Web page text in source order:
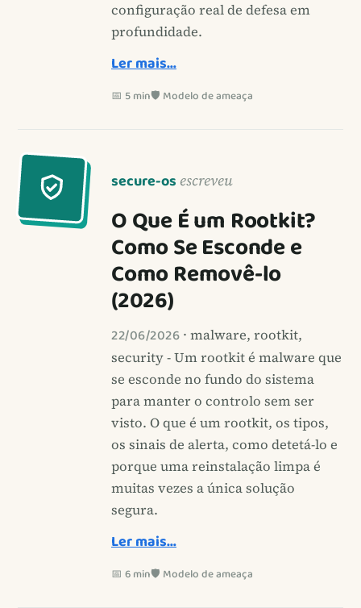
configuração real de defesa em
profundidade.
Ler mais…
📅 5 min🛡️ Modelo de ameaça
secure-os escreveu
O Que É um Rootkit?
Como Se Esconde e
Como Removê-lo
(2026)
22/06/2026 · malware, rootkit,
security - Um rootkit é malware que
se esconde no fundo do sistema
para manter o controlo sem ser
visto. O que é um rootkit, os tipos,
os sinais de alerta, como detetá-lo e
porque uma reinstalação limpa é
muitas vezes a única solução
segura.
Ler mais…
📅 6 min🛡️ Modelo de ameaça